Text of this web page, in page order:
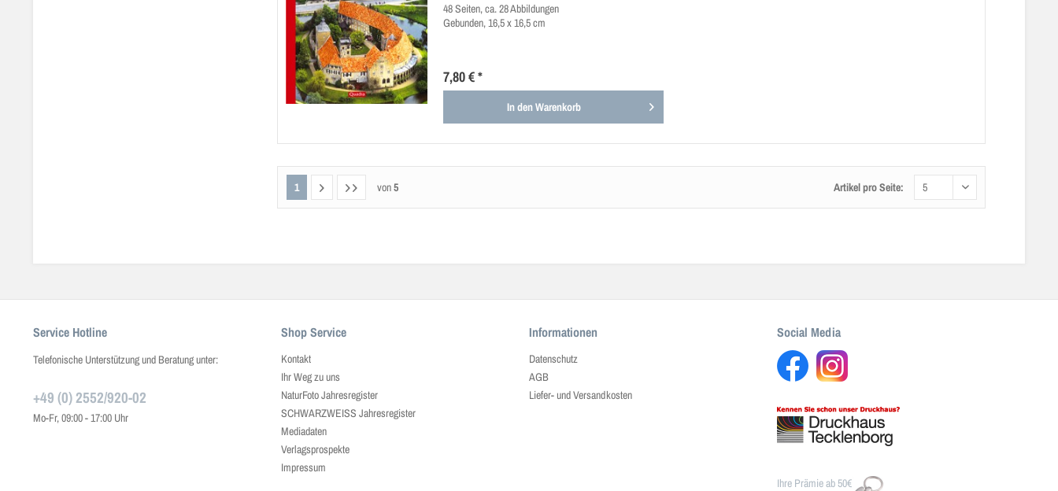
48 Seiten, ca. 28 Abbildungen
Gebunden, 16,5 x 16,5 cm
7,80 € *
In denWarenkorb
1 von5 Artikel pro Seite:
Service Hotline
Telefonische Unterstützung und Beratung unter:
+49 (0) 2552/920-02
Mo-Fr, 09:00 - 17:00 Uhr
Shop Service
Kontakt
Ihr Weg zu uns
NaturFoto Jahresregister
SCHWARZWEISS Jahresregister
Mediadaten
Verlagsprospekte
Impressum
Informationen
Datenschutz
AGB
Liefer- und Versandkosten
Social Media
Ihre Prämie ab 50€